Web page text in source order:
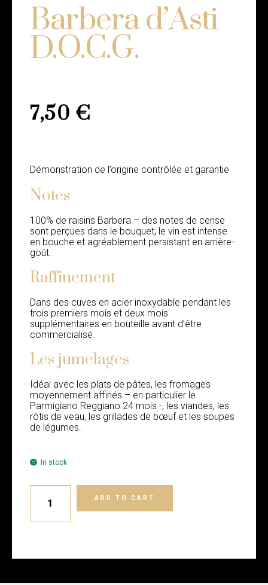
Barbera d’Asti
D.O.C.G.
7,50 €
Démonstration de l’origine contrôlée et garantie
Notes
100% de raisins Barbera – des notes de cerise
sont perçues dans le bouquet, le vin est intense
en bouche et agréablement persistant en arrière-
goût.
Raffinement
Dans des cuves en acier inoxydable pendant les
trois premiers mois et deux mois
supplémentaires en bouteille avant d’être
commercialisé.
Les jumelages
Idéal avec les plats de pâtes, les fromages
moyennement affinés – en particulier le
Parmigiano Reggiano 24 mois -, les viandes, les
rôtis de veau, les grillades de bœuf et les soupes
de légumes.
In stock
ADD TO CART